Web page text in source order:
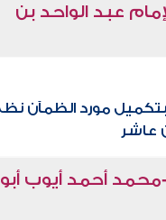
عبد الواحد بن
مورد الظمآن
عاشر
أحمد أيوب أبو